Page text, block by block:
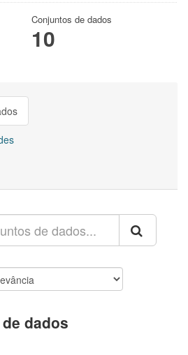
Conjuntos de dados
10
dados